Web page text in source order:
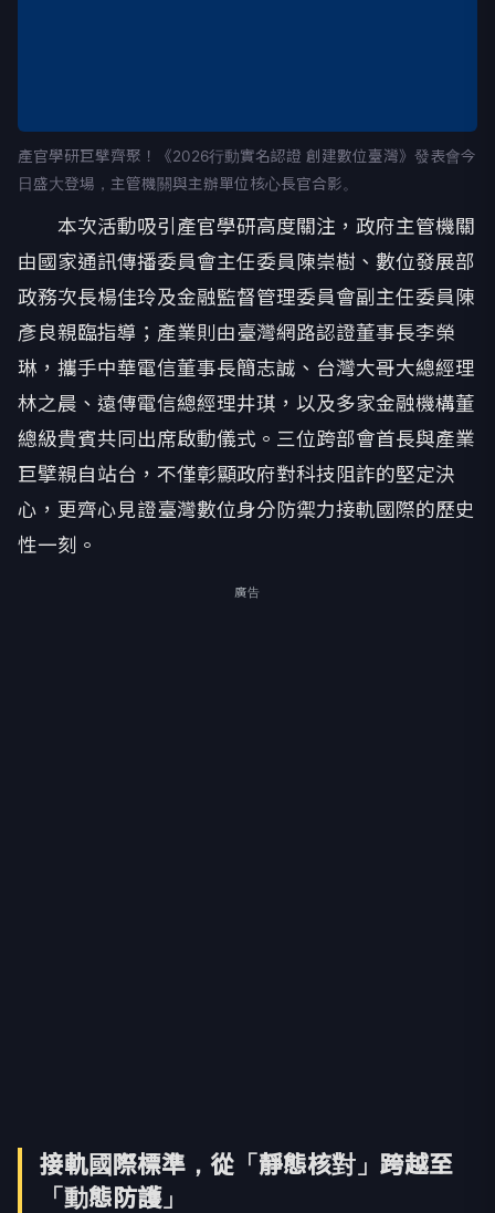
產官學研巨擘齊聚！《2026行動實名認證 創建數位臺灣》發表會今
日盛大登場，主管機關與主辦單位核心長官合影。
本次活動吸引產官學研高度關注，政府主管機關
由國家通訊傳播委員會主任委員陳崇樹、數位發展部
政務次長楊佳玲及金融監督管理委員會副主任委員陳
彥良親臨指導；產業則由臺灣網路認證董事長李榮
琳，攜手中華電信董事長簡志誠、台灣大哥大總經理
林之晨、遠傳電信總經理井琪，以及多家金融機構董
總級貴賓共同出席啟動儀式。三位跨部會首長與產業
巨擘親自站台，不僅彰顯政府對科技阻詐的堅定決
心，更齊心見證臺灣數位身分防禦力接軌國際的歷史
性一刻。
廣告
接軌國際標準，從「靜態核對」跨越至
「動態防護」